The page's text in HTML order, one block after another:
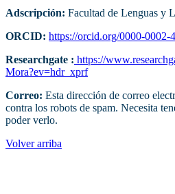
Adscripción: Facultad de Lenguas y
ORCID: https://orcid.org/0000-0002-
Researchgate : https://
Mora?ev=hdr_xprf
Correo: Esta dirección de correo
contra los robots de spam. Necesita
poder verlo.
Volver arriba